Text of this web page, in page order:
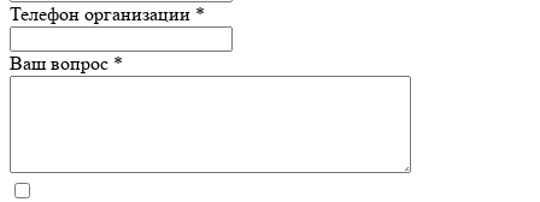
Телефон организации *
Ваш вопрос *